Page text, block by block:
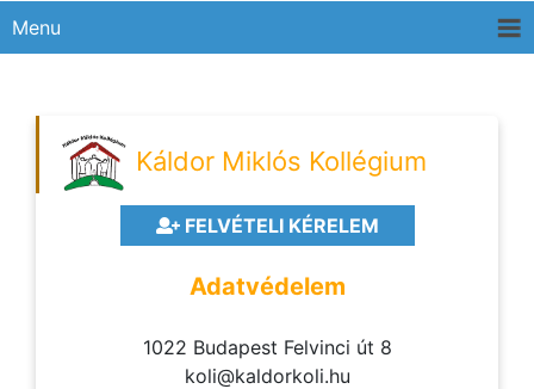
Menu
Káldor Miklós Kollégium
FELVÉTELI KÉRELEM
Adatvédelem
1022 Budapest Felvinci út 8
koli@kaldorkoli.hu